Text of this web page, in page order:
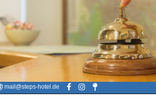
mail@steps-hotel.de